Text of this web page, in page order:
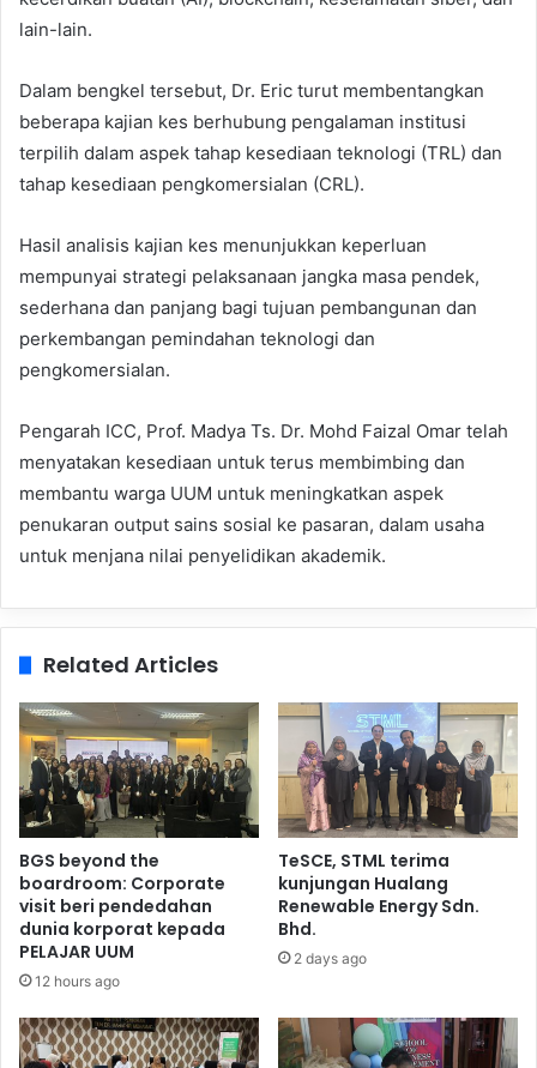
lain-lain.
Dalam bengkel tersebut, Dr. Eric turut membentangkan
beberapa kajian kes berhubung pengalaman institusi
terpilih dalam aspek tahap kesediaan teknologi (TRL) dan
tahap kesediaan pengkomersialan (CRL).
Hasil analisis kajian kes menunjukkan keperluan
mempunyai strategi pelaksanaan jangka masa pendek,
sederhana dan panjang bagi tujuan pembangunan dan
perkembangan pemindahan teknologi dan
pengkomersialan.
Pengarah ICC, Prof. Madya Ts. Dr. Mohd Faizal Omar telah
menyatakan kesediaan untuk terus membimbing dan
membantu warga UUM untuk meningkatkan aspek
penukaran output sains sosial ke pasaran, dalam usaha
untuk menjana nilai penyelidikan akademik.
Related Articles
BGS beyond the
boardroom: Corporate
visit beri pendedahan
dunia korporat kepada
PELAJAR UUM
12 hours ago
TeSCE, STML terima
kunjungan Hualang
Renewable Energy Sdn.
Bhd.
2 days ago